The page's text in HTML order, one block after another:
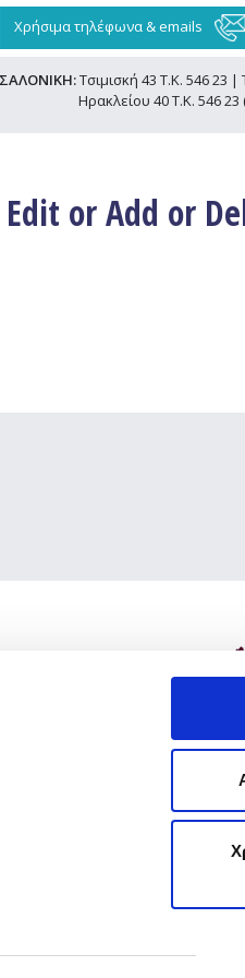
Χρήσιμα τηλέφωνα & emails
Τσιμισκή 43 Τ.Κ. 546 23 |
Ηρακλείου 40 Τ.Κ. 546
Edit or Add or